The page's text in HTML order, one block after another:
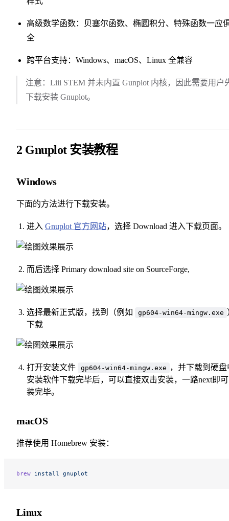
高级数学函数：贝塞尔函数、椭圆积分、特殊函数一应
全
跨平台支持：Windows、macOS、Linux 全兼容
注意：Liii STEM 并未内置 Gunplot 内核，因此需要用户
下载安装 Gnuplot。
2 Gnuplot 安装教程
Windows
下面的方法进行下载安装。
进入 Gnuplot 官方网站，选择 Download 进入下载页面。
而后选择 Primary download site on SourceForge,
选择最新正式版，找到（例如 gp604-win64-mingw.exe
下载
打开安装文件 gp604-win64-mingw.exe ，并下载到硬盘
安装软件下载完毕后，可以直接双击安装，一路next即
装完毕。
macOS
推荐使用 Homebrew 安装：
brew install gnuplot
Linux